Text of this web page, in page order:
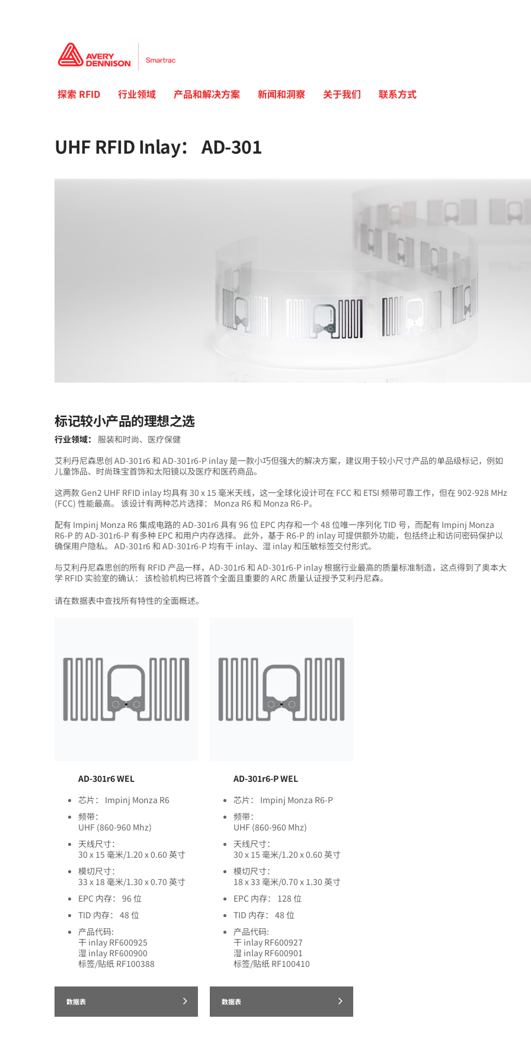
探索 RFID 行业领域 产品和解决方案 新闻和洞察 关于我们 联系方式
UHF RFID Inlay： AD-301
标记较小产品的理想之选
行业领域： 服装和时尚、医疗保健
艾利丹尼森思创 AD-301r6 和 AD-301r6-P inlay 是一款小巧但强大的解决方案，建议用于较小尺寸产品的单品级标记，例如
儿童饰品、时尚珠宝首饰和太阳镜以及医疗和医药商品。
这两款 Gen2 UHF RFID inlay 均具有 30 x 15 毫米天线，这一全球化设计可在 FCC 和 ETSI 频带可靠工作，但在 902-928 MHz
(FCC) 性能最高。 该设计有两种芯片选择： Monza R6 和 Monza R6-P。
配有 Impinj Monza R6 集成电路的 AD-301r6 具有 96 位 EPC 内存和一个 48 位唯一序列化 TID 号，而配有 Impinj Monza
R6-P 的 AD-301r6-P 有多种 EPC 和用户内存选择。 此外，基于 R6-P 的 inlay 可提供额外功能，包括终止和访问密码保护以
确保用户隐私。 AD-301r6 和 AD-301r6-P 均有干 inlay、湿 inlay 和压敏标签交付形式。
与艾利丹尼森思创的所有 RFID 产品一样，AD-301r6 和 AD-301r6-P inlay 根据行业最高的质量标准制造，这点得到了奥本大
学 RFID 实验室的确认： 该检验机构已将首个全面且重要的 ARC 质量认证授予艾利丹尼森。
请在数据表中查找所有特性的全面概述。
AD-301r6 WEL
芯片： Impinj Monza R6
频带：
UHF (860-960 Mhz)
天线尺寸：
30 x 15 毫米/1.20 x 0.60 英寸
模切尺寸：
33 x 18 毫米/1.30 x 0.70 英寸
EPC 内存： 96 位
TID 内存： 48 位
产品代码:
干 inlay RF600925
湿 inlay RF600900
标签/贴纸 RF100388
数据表
AD-301r6-P WEL
芯片： Impinj Monza R6-P
频带：
UHF (860-960 Mhz)
天线尺寸：
30 x 15 毫米/1.20 x 0.60 英寸
模切尺寸：
18 x 33 毫米/0.70 x 1.30 英寸
EPC 内存： 128 位
TID 内存： 48 位
产品代码:
干 inlay RF600927
湿 inlay RF600901
标签/贴纸 RF100410
数据表